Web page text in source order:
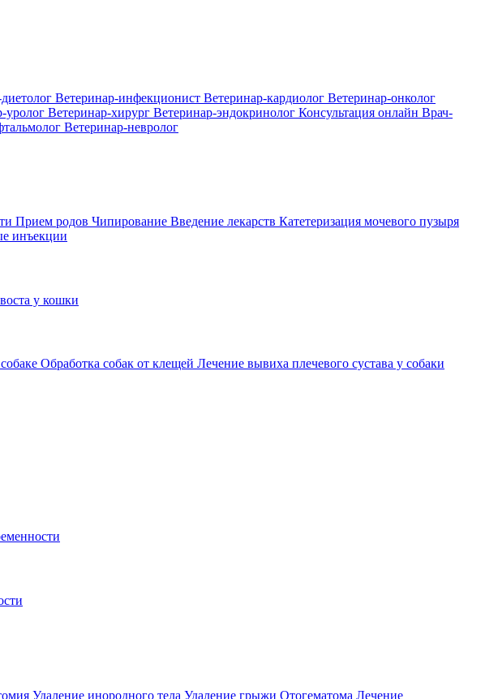
Ветеринар-инфекционист Ветеринар-кардиолог Ветеринар-онколог
уролог Ветеринар-хирург Ветеринар-эндокринолог Консультация онлайн Врач-
Ветеринар-невролог
Прием родов Чипирование Введение лекарств Катетеризация мочевого пузыря
инъекции
у кошки
Обработка собак от клещей Лечение вывиха плечевого сустава у собаки
Удаление инородного тела Удаление грыжи Отогематома Лечение